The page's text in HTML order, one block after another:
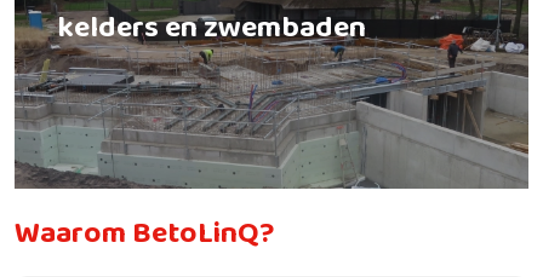
kelders en zwembaden
Waarom BetoLinQ?